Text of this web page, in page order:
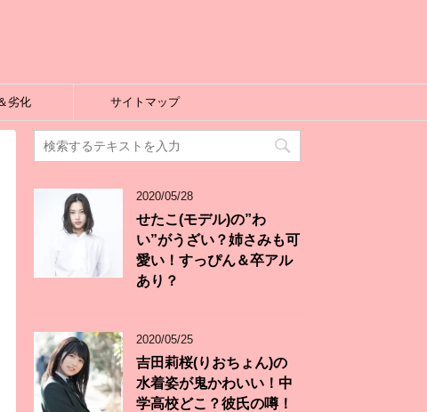
劣化 サイトマップ
2020/05/28
せたこ(モデル)の”わ
い”がうざい？姉さみも可
愛い！すっぴん＆卒アル
あり？
2020/05/25
吉田莉桜(りおちょん)の
水着姿が鬼かわいい！中
学高校どこ？彼氏の噂！